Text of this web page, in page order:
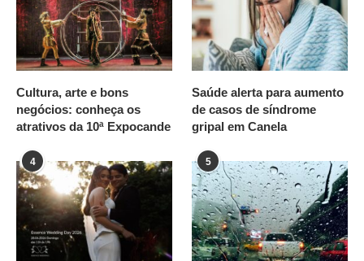
Cultura, arte e bons
negócios: conheça os
atrativos da 10ª Expocande
Saúde alerta para aumento
de casos de síndrome
gripal em Canela
4 5